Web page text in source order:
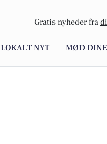
Gratis nyheder fra
LOKALT NYT MØD